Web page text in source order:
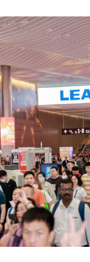
和生产效率提升，高频科
分析，部分产品性能指标
报告
入选广东省智能制造生态
国际开放合作论坛开启
要抓手，高频科技超纯水
年
目星邀您共话全球智造
职业健康安全管理体系
华南电子展“圈出”产业关
税率介绍-瑞丰德永
北京世界机器人大会
手机中国售后维修中心
Routing技术网络运营商